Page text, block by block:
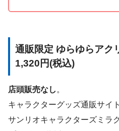
通販限定 ゆらゆらアク
1,320円(税込)
店頭販売なし 。
キャラクターグッズ通販サイ
サンリオキャラクターズミラ